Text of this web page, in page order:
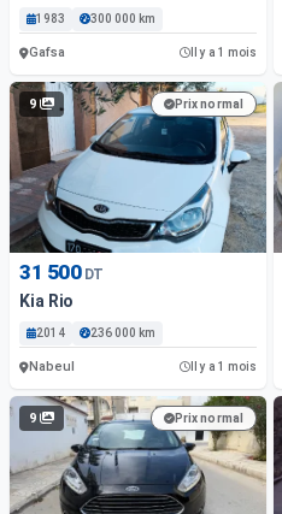
1983 300 000 km
Gafsa Il y a 1 mois
9 Prix normal
31 500 DT
Kia Rio
2014 236 000 km
Nabeul Il y a 1 mois
9 Prix normal